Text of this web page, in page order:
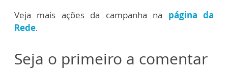
Veja mais ações da campanha na página da
Rede.
Seja o primeiro a comentar